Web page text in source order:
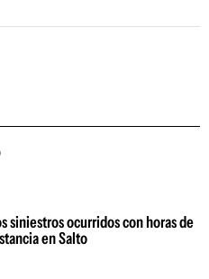
siniestros ocurridos con horas de
en Salto